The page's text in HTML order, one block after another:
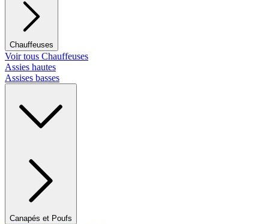
Chauffeuses
Voir tous Chauffeuses
Assies hautes
Assises basses
Canapés et Poufs